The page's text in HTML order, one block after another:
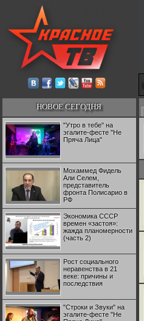
НОВОЕ СЕГОДНЯ
"Утро в тебе" на
эгалите-фесте "Не
Пряча Лица"
Мохаммед Фидель
Али Селем,
представитель
фронта Полисарио в
РФ
Экономика СССР
времен «застоя»:
жажда планомерности
(часть 2)
Рост социального
неравенства в 21
веке: причины и
последствия
"Строки и Звуки" на
эгалите-фесте "Не